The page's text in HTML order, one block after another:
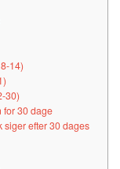
14)
30)
for 30 dage
siger efter 30 dages